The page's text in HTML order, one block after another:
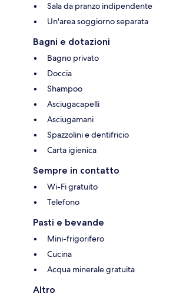
Sala da pranzo indipendente
Un'area soggiorno separata
Bagni e dotazioni
Bagno privato
Doccia
Shampoo
Asciugacapelli
Asciugamani
Spazzolini e dentifricio
Carta igienica
Sempre in contatto
Wi-Fi gratuito
Telefono
Pasti e bevande
Mini-frigorifero
Cucina
Acqua minerale gratuita
Altro